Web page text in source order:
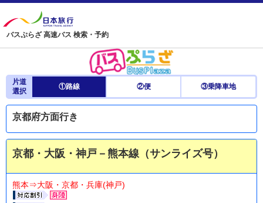
バスぷらざ 高速バス 検索・予約
片道
選択
①路線 ②便 ③乗降車地
京都府方面行き
京都・大阪・神戸－熊本線（サンライズ号）
熊本⇒大阪・京都・兵庫(神戸)